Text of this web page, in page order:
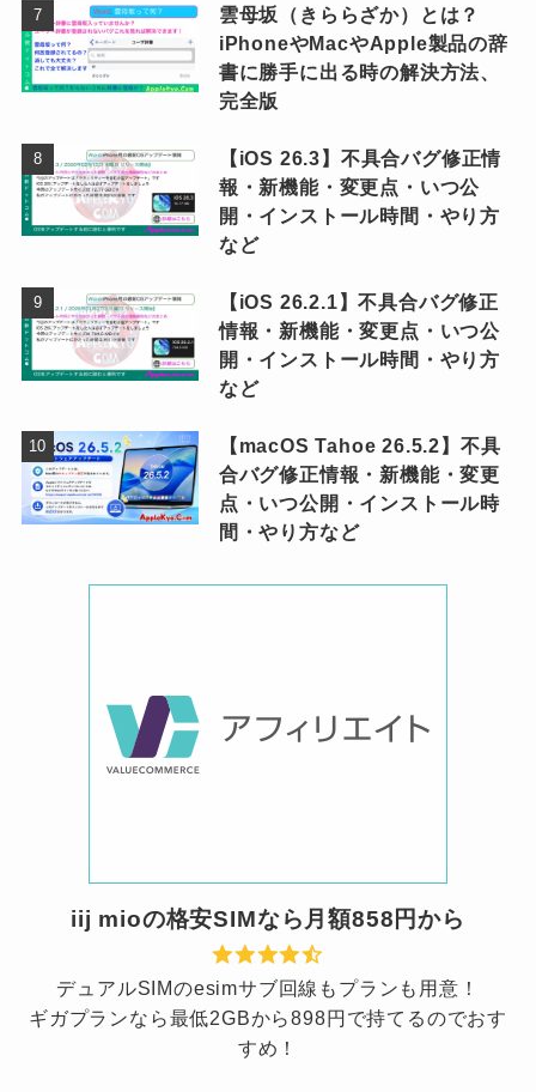
雲母坂（きららざか）とは？
iPhoneやMacやApple製品の辞
書に勝手に出る時の解決方法、
完全版
【iOS 26.3】不具合バグ修正情
報・新機能・変更点・いつ公
開・インストール時間・やり方
など
【iOS 26.2.1】不具合バグ修正
情報・新機能・変更点・いつ公
開・インストール時間・やり方
など
【macOS Tahoe 26.5.2】不具
合バグ修正情報・新機能・変更
点・いつ公開・インストール時
間・やり方など
iij mioの格安SIMなら月額858円から
デュアルSIMのesimサブ回線もプランも用意！
ギガプランなら最低2GBから898円で持てるのでおす
すめ！